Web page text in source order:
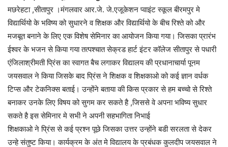
मछरेहटा ,सीतापुर ।मंगलवार आर.जे. जे.एजूकेशन प्वाइंट स्कूल बीरमपुर मे
विद्यार्थियो के भविष्य को सुधारने व शिक्षक और विद्यार्थियो के बीच रिश्ते को और
मजबूत बनाने के लिए एक विशेष सेमिनार का आयोजन किया गया। जिसका प्रारंभ
ईश्वर के भजन से किया गया तत्पश्चात सेक्रड हार्ट इंटर कॉलेज सीतापुर से पधारी
एंजिलाश्रीमती प्रिंस का स्वागत बैच लगाकर विद्यालय की प्रधानाचार्या पूनम
जयसवाल ने किया जिसके बाद प्रिंस ने शिक्षक व शिक्षकाओ को कई ज्ञान वर्धक
टिप्स और टेकनिक्स बताई। उन्होंने बताया की किस प्रकार से हम बच्चो से रिश्ते
बनाकर उनके लिए विषय को सुगम कर सकते है ,जिससे वे अपना भविष्य सुधार
सकते है इस सेमिनार मे सभी ने अपनी सहभागिता निभाई
शिक्षकाओ ने प्रिंस से कई प्रश्न पूछे जिसका उत्तर उन्होंने बडी सरलता से देकर
उन्हे संतुष्ट किया। कार्यक्रम के अंत मे विद्यालय के प्रबंधक कुलदीप जयसवाल ने